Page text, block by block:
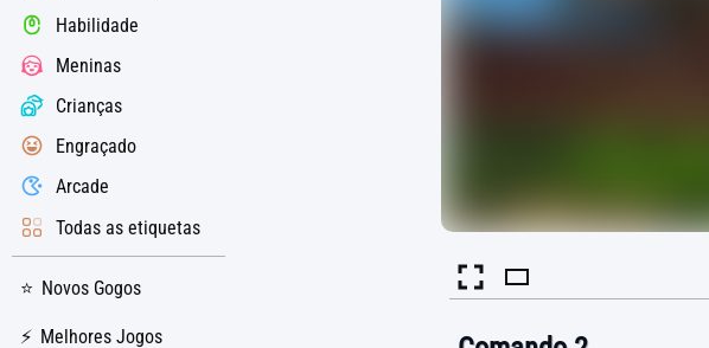
Habilidade
Meninas
Crianças
Engraçado
Arcade
Todas as etiquetas
Novos Gogos
Melhores Jogos